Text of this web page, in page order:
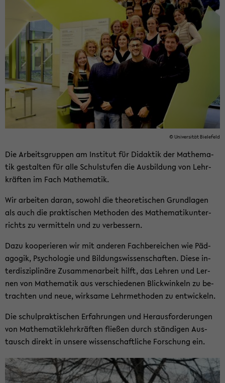
© Uni­ver­si­tät Bie­le­feld
Die Ar­beits­grup­pen am In­sti­tut für Di­dak­tik der Ma­the­ma­
tik ge­stal­ten für alle Schul­stu­fen die Aus­bil­dung von Lehr­
kräf­ten im Fach Ma­the­ma­tik.
Wir ar­bei­ten daran, so­wohl die theo­re­ti­schen Grund­la­gen
als auch die prak­ti­schen Me­tho­den des Ma­the­ma­tik­un­ter­
richts zu ver­mit­teln und zu ver­bes­sern.
Dazu ko­ope­rie­ren wir mit an­de­ren Fach­be­rei­chen wie Päd­
ago­gik, Psy­cho­lo­gie und Bil­dungs­wis­sen­schaf­ten. Diese in­
ter­dis­zi­pli­nä­re Zu­sam­men­ar­beit hilft, das Leh­ren und Ler­
nen von Ma­the­ma­tik aus ver­schie­de­nen Blick­win­keln zu be­
trach­ten und neue, wirk­sa­me Lehr­me­tho­den zu ent­wi­ckeln.
Die schul­prak­ti­schen Er­fah­run­gen und Her­aus­for­de­run­gen
von Ma­the­ma­tik­lehr­kräf­ten flie­ßen durch stän­di­gen Aus­
tausch di­rekt in un­se­re wis­sen­schaft­li­che For­schung ein.